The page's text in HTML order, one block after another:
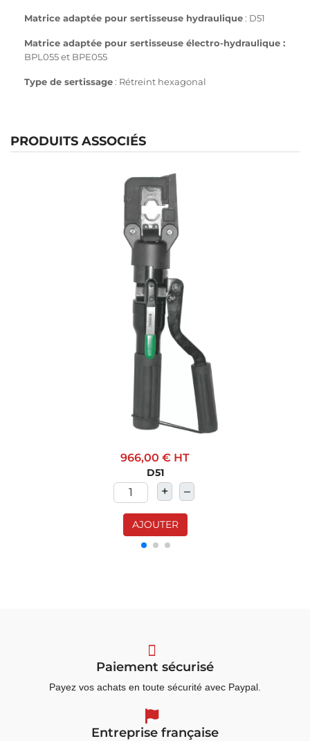
Matrice adaptée pour sertisseuse hydraulique: D51
Matrice adaptée pour sertisseuse électro-hydraulique :
BPL055 et BPE055
Type de sertissage: Rétreint hexagonal
PRODUITS ASSOCIÉS
966,00 € HT
D51
+ –
AJOUTER
Paiement sécurisé
Payez vos achats en toute sécurité avec Paypal.
Entreprise française